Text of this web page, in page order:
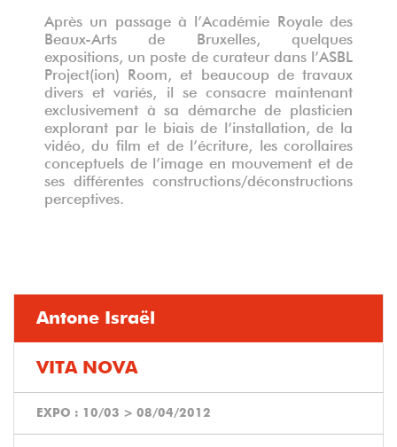
Après un passage à l’Académie Royale des
Beaux-Arts de Bruxelles, quelques
expositions, un poste de curateur dans l’ASBL
Project(ion) Room, et beaucoup de travaux
divers et variés, il se consacre maintenant
exclusivement à sa démarche de plasticien
explorant par le biais de l’installation, de la
vidéo, du film et de l’écriture, les corollaires
conceptuels de l’image en mouvement et de
ses différentes constructions/déconstructions
perceptives.
Antone Israël
VITA NOVA
EXPO : 10/03 > 08/04/2012